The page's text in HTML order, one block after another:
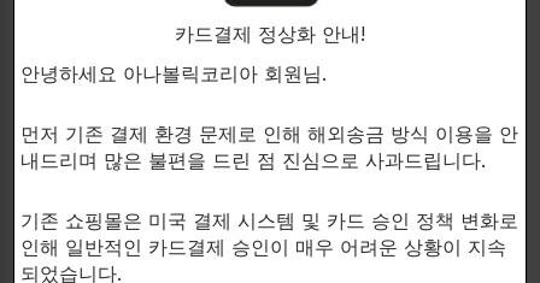
5-Amino1QM:
소를 촉진하는 능력으로 알려져 있습니다.
그 작용은 에너지 대사에 직접적으로 영향을 미쳐 체지
카드결제 정상화 안내!
안녕하세요 아나볼릭코리아 회원님.
먼저 기존 결제 환경 문제로 인해 해외송금 방식 이용을 안
내드리며 많은 불편을 드린 점 진심으로 사과드립니다.
기존 쇼핑몰은 미국 결제 시스템 및 카드 승인 정책 변화로
인해 일반적인 카드결제 승인이 매우 어려운 상황이 지속
되었습니다.